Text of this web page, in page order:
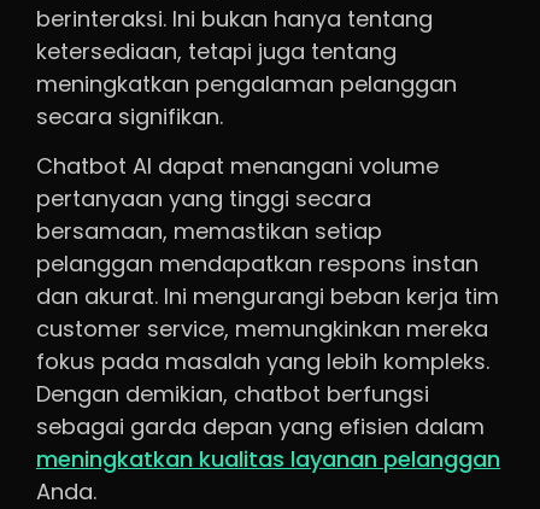
berinteraksi. Ini bukan hanya tentang
ketersediaan, tetapi juga tentang
meningkatkan pengalaman pelanggan
secara signifikan.
Chatbot AI dapat menangani volume
pertanyaan yang tinggi secara
bersamaan, memastikan setiap
pelanggan mendapatkan respons instan
dan akurat. Ini mengurangi beban kerja tim
customer service, memungkinkan mereka
fokus pada masalah yang lebih kompleks.
Dengan demikian, chatbot berfungsi
sebagai garda depan yang efisien dalam
meningkatkan kualitas layanan pelanggan
Anda.